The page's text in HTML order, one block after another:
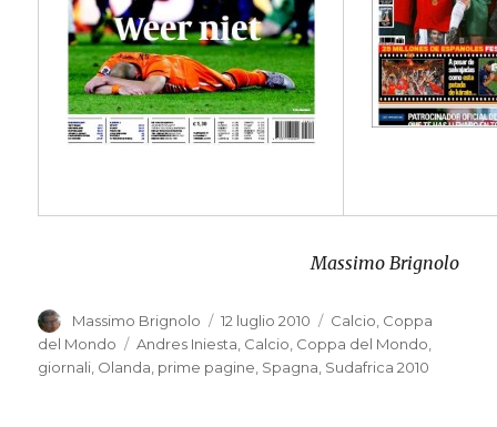
Massimo Brignolo
Autore
Massimo Brignolo
Pubblicato
il
12 luglio 2010 Categorie
Calcio Coppa
del Mondo
Tag
Andres Iniesta, Calcio, Coppa del Mondo,
giornali, Olanda, prime pagine, Spagna, Sudafrica 2010